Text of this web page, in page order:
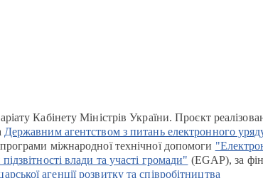
Кабінету Міністрів України. Проєкт
Державним агентством з питань електронного
міжнародної технічної допомоги
влади та участі громади" (EGAP), за
агенції розвитку та співробітництва